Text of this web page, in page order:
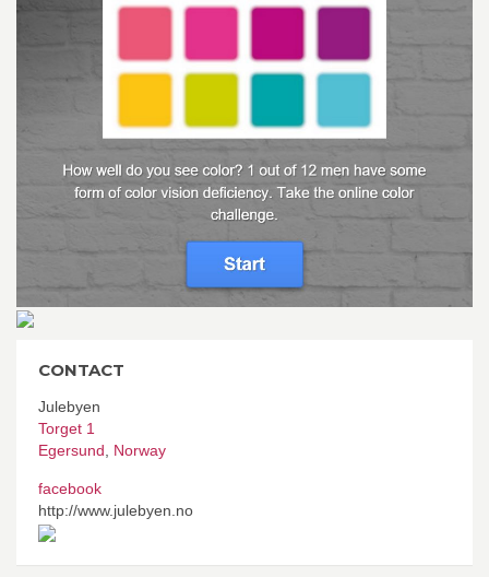
CONTACT
Julebyen
Torget 1
Egersund
Norway
facebook
http://www.julebyen.no